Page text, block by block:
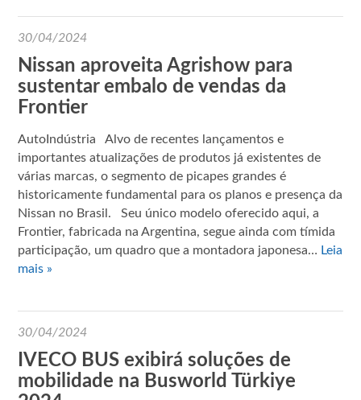
30/04/2024
Nissan aproveita Agrishow para
sustentar embalo de vendas da
Frontier
AutoIndústria Alvo de recentes lançamentos e
importantes atualizações de produtos já existentes de
várias marcas, o segmento de picapes grandes é
historicamente fundamental para os planos e presença da
Nissan no Brasil. Seu único modelo oferecido aqui, a
Frontier, fabricada na Argentina, segue ainda com tímida
participação, um quadro que a montadora japonesa… Leia
mais »
30/04/2024
IVECO BUS exibirá soluções de
mobilidade na Busworld Türkiye